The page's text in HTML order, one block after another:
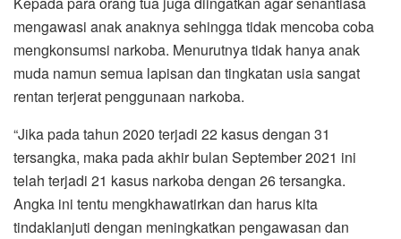
mengawasi anak anaknya sehingga tidak mencoba coba
mengkonsumsi narkoba. Menurutnya tidak hanya anak
muda namun semua lapisan dan tingkatan usia sangat
rentan terjerat penggunaan narkoba.
“Jika pada tahun 2020 terjadi 22 kasus dengan 31
tersangka, maka pada akhir bulan September 2021 ini
telah terjadi 21 kasus narkoba dengan 26 tersangka.
Angka ini tentu mengkhawatirkan dan harus kita
tindaklanjuti dengan meningkatkan pengawasan dan